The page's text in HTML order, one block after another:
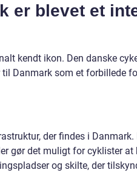
er blevet et
kendt ikon. Den danske
Danmark som et forbillede
der findes i
gør det muligt for cyklister at
og skilte, der